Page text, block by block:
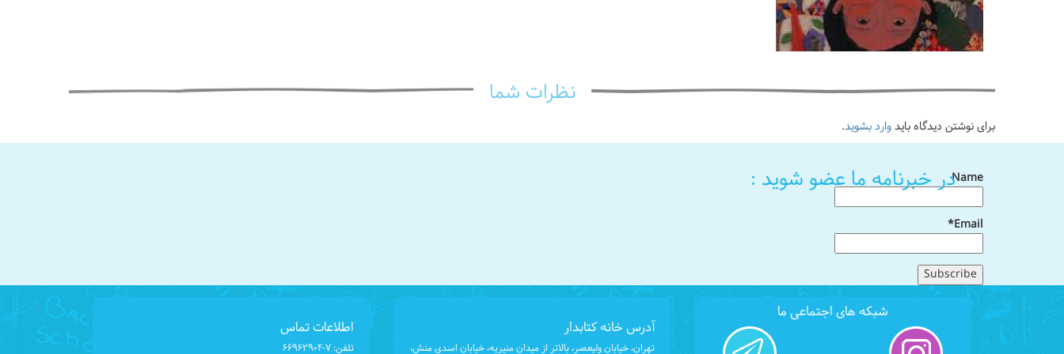
نظرات شما
برای نوشتن دیدگاه بایدوارد بشوید.
در خبرنامه ما عضو شوید :Name
Email*
شبکه های اجتماعی ما
آدرس خانه کتابدار
تهران، خیابان ولیعصر، بالاتر از میدان منیریه، خیابان اسدی منش،
اطلاعات تماس
تلفن: ۶۶۹۶۲۹۰۴-۷